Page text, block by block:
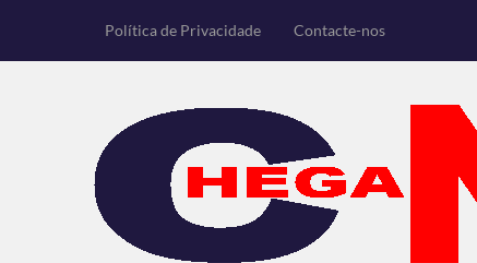
Política de Privacidade Contacte-nos